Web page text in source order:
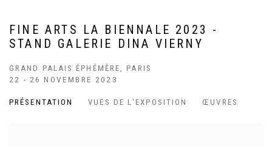
FINE ARTS LA BIENNALE 2023 -
STAND GALERIE DINA VIERNY
GRAND PALAIS ÉPHÉMÈRE, PARIS
22 - 26 NOVEMBRE 2023
PRÉSENTATION VUES DE L'EXPOSITION ŒUVRES